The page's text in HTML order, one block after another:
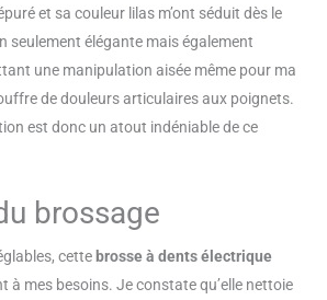
professionnelle entoure chaque
dent pour un nettoyage en
pour les gencives produit 2: La
brosse à dents essentielle pour
un nettoyage plus efficace et
pour éliminer jusqu’à 100 % de
rapport à une brosse à dents
manuelle produit 2: 3 modes de
et sa couleur lilas m’ont séduit dès le
seulement élégante mais également
une manipulation aisée même pour ma
de douleurs articulaires aux poignets.
est donc un atout indéniable de ce
brossage
cette brosse à dents électrique
à mes besoins. Je constate qu’elle nettoie